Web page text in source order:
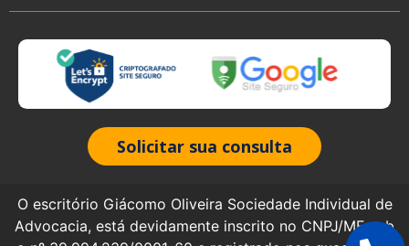
Solicitar sua consulta
O escritório Giácomo Oliveira Sociedade Individual de
Advocacia, está devidamente inscrito no CNPJ/MF sob